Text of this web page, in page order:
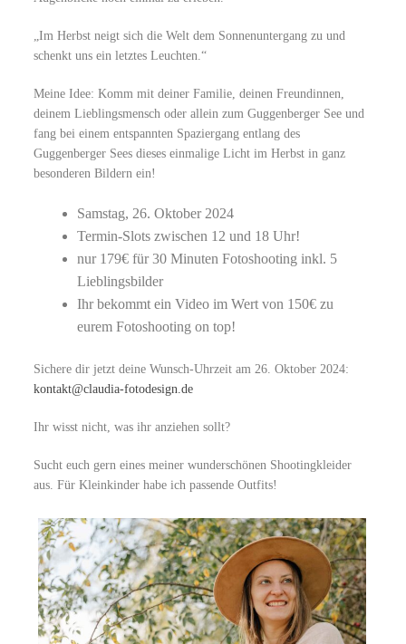
„Im Herbst neigt sich die Welt dem Sonnenuntergang zu und
schenkt uns ein letztes Leuchten.“
Meine Idee: Komm mit deiner Familie, deinen Freundinnen,
deinem Lieblingsmensch oder allein zum Guggenberger See und
fang bei einem entspannten Spaziergang entlang des
Guggenberger Sees dieses einmalige Licht im Herbst in ganz
besonderen Bildern ein!
Samstag, 26. Oktober 2024
Termin-Slots zwischen 12 und 18 Uhr!
nur 179€ für 30 Minuten Fotoshooting inkl. 5
Lieblingsbilder
Ihr bekommt ein Video im Wert von 150€ zu
eurem Fotoshooting on top!
Sichere dir jetzt deine Wunsch-Uhrzeit am 26. Oktober 2024:
kontakt@claudia-fotodesign.de
Ihr wisst nicht, was ihr anziehen sollt?
Sucht euch gern eines meiner wunderschönen Shootingkleider
aus. Für Kleinkinder habe ich passende Outfits!